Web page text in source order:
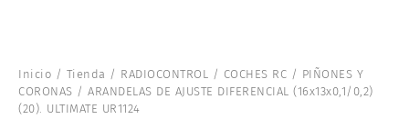
Inicio / Tienda / RADIOCONTROL / COCHES RC / PIÑONES Y
CORONAS / ARANDELAS DE AJUSTE DIFERENCIAL (16x13x0,1/0,2)
(20). ULTIMATE UR1124